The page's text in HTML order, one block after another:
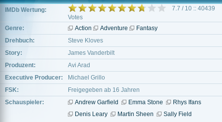
IMDb Wertung:
7.7 / 10 :: 40439
Votes
Genre:
Action Adventure
Fantasy
Drehbuch:
Steve Kloves
Story:
James Vanderbilt
Produzent:
Avi Arad
Executive Producer:
Michael Grillo
FSK:
Freigegeben ab 16 Jahren
Schauspieler:
Andrew Garfield Emma Stone
Rhys Ifans
Denis Leary
Martin Sheen
Sally Field